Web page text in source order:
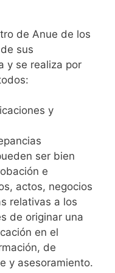
de Anue de los
sus
y se realiza por
y
ser bien
e
actos, negocios
relativas a los
de originar una
en el
de
y asesoramiento.